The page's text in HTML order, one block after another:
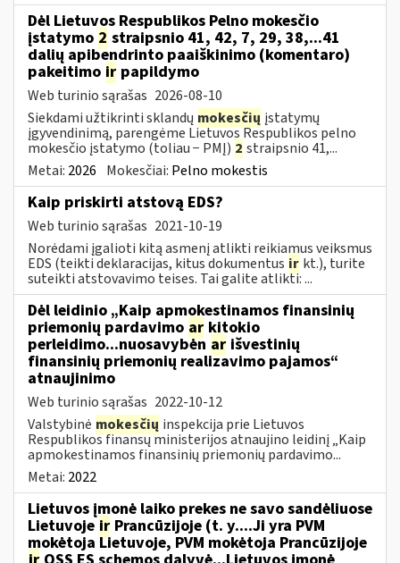
Dėl Lietuvos Respublikos Pelno mokesčio
įstatymo 2 straipsnio 41, 42, 7, 29, 38,...41
dalių apibendrinto paaiškinimo (komentaro)
pakeitimo ir papildymo
Web turinio sąrašas 2026-08-10
Siekdami užtikrinti sklandų mokesčių įstatymų
įgyvendinimą, parengėme Lietuvos Respublikos pelno
mokesčio įstatymo (toliau − PMĮ) 2 straipsnio 41,...
Metai: 2026 Mokesčiai: Pelno mokestis
Kaip priskirti atstovą EDS?
Web turinio sąrašas 2021-10-19
Norėdami įgalioti kitą asmenį atlikti reikiamus veiksmus
EDS (teikti deklaracijas, kitus dokumentus ir kt.), turite
suteikti atstovavimo teises. Tai galite atlikti: ...
Dėl leidinio „Kaip apmokestinamos finansinių
priemonių pardavimo ar kitokio
perleidimo...nuosavybėn ar išvestinių
finansinių priemonių realizavimo pajamos“
atnaujinimo
Web turinio sąrašas 2022-10-12
Valstybinė mokesčių inspekcija prie Lietuvos
Respublikos finansų ministerijos atnaujino leidinį „Kaip
apmokestinamos finansinių priemonių pardavimo...
Metai: 2022
Lietuvos įmonė laiko prekes ne savo sandėliuose
Lietuvoje ir Prancūzijoje (t. y....Ji yra PVM
mokėtoja Lietuvoje, PVM mokėtoja Prancūzijoje